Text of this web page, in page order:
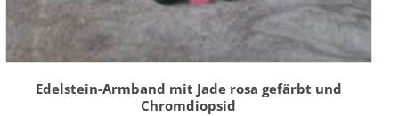
Edelstein-Armband mit Jade rosa gefärbt und
Chromdiopsid